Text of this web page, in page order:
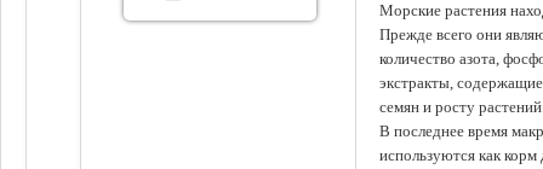
Морские растения
Прежде всего они
количество азота,
экстракты,
семян и росту
В последнее время
используются как